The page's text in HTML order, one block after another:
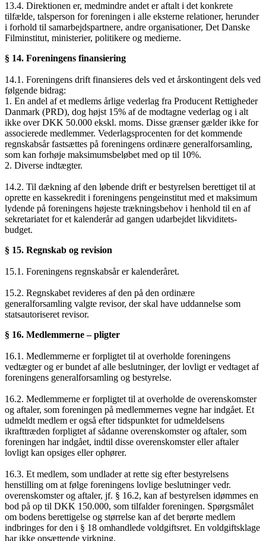
13.4. Direktionen er, medmindre andet er aftalt i det konkrete
tilfælde, talsperson for foreningen i alle eksterne relationer, herunder
i forhold til samarbejdspartnere, andre organisationer, Det Danske
Filminstitut, ministerier, politikere og medierne.
§ 14. Foreningens finansiering
14.1. Foreningens drift finansieres dels ved et årskontingent dels ved
følgende bidrag:
1. En andel af et medlems årlige vederlag fra Producent Rettigheder
Danmark (PRD), dog højst 15% af de modtagne vederlag og i alt
ikke over DKK 50.000 ekskl. moms. Disse grænser gælder ikke for
associerede medlemmer. Vederlagsprocenten for det kommende
regnskabsår fastsættes på foreningens ordinære generalforsamling,
som kan forhøje maksimumsbeløbet med op til 10%.
2. Diverse indtægter.
14.2. Til dækning af den løbende drift er bestyrelsen berettiget til at
oprette en kassekredit i foreningens pengeinstitut med et maksimum
lydende på foreningens højeste trækningsbehov i henhold til en af
sekretariatet for et kalenderår ad gangen udarbejdet likviditets-
budget.
§ 15. Regnskab og revision
15.1. Foreningens regnskabsår er kalenderåret.
15.2. Regnskabet revideres af den på den ordinære
generalforsamling valgte revisor, der skal have uddannelse som
statsautoriseret revisor.
§ 16. Medlemmerne – pligter
16.1. Medlemmerne er forpligtet til at overholde foreningens
vedtægter og er bundet af alle beslutninger, der lovligt er vedtaget af
foreningens generalforsamling og bestyrelse.
16.2. Medlemmerne er forpligtet til at overholde de overenskomster
og aftaler, som foreningen på medlemmernes vegne har indgået. Et
udmeldt medlem er også efter tidspunktet for udmeldelsens
ikrafttræden forpligtet af sådanne overenskomster og aftaler, som
foreningen har indgået, indtil disse overenskomster eller aftaler
lovligt kan opsiges eller ophører.
16.3. Et medlem, som undlader at rette sig efter bestyrelsens
henstilling om at følge foreningens lovlige beslutninger vedr.
overenskomster og aftaler, jf. § 16.2, kan af bestyrelsen idømmes en
bod på op til DKK 150.000, som tilfalder foreningen. Spørgsmålet
om bodens berettigelse og størrelse kan af det berørte medlem
indbringes for den i § 18 omhandlede voldgiftsret. En voldgiftsklage
har ikke opsættende virkning.